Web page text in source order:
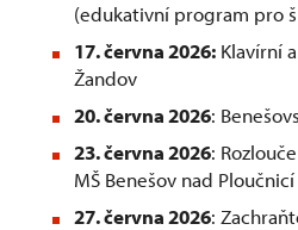
(edukativní program pro
17. června 2026: Klavírní
Žandov
20. června 2026:
23. června 2026:
MŠ Benešov nad Ploučnicí
27. června 2026: